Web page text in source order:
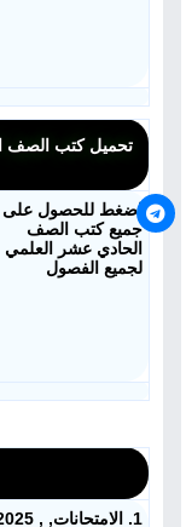
تحميل كتب الصف
اضغط للحصول على
جميع كتب الصف
الحادي عشر العلمي
لجميع الفصول